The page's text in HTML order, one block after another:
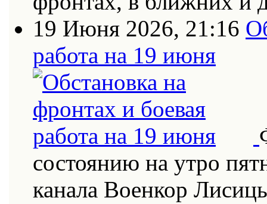
19 Июня 2026, 21:16
работа на 19 июня
состоянию на утро
канала Военкор